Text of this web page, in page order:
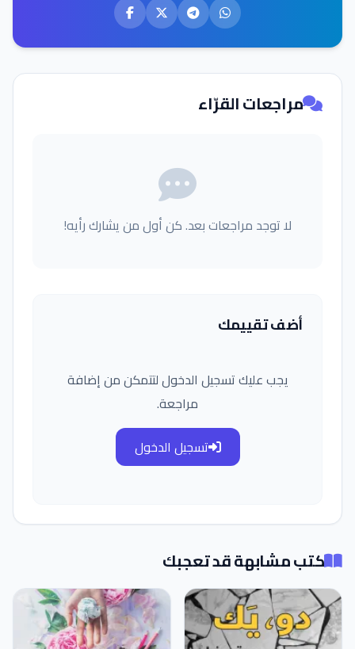
مراجعات القرّاء
لا توجد مراجعات بعد. كن أول من يشارك رأيه!
أضف تقييمك
يجب عليك تسجيل الدخول لتتمكن من إضافة
مراجعة.
تسجيل الدخول
كتب مشابهة قد تعجبك